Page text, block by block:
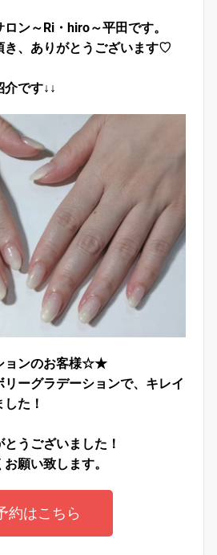
ン～Ri・hiro～平田です。
き、ありがとうございます♡
です↓↓
ョンのお客様☆★
ーグラデーションで、キレイ
た！
うございました！
願い致します。
約はこちら